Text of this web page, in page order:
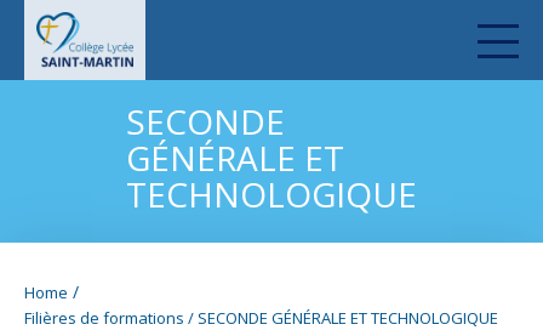
SECONDE
GÉNÉRALE ET
TECHNOLOGIQUE
Home /
Filières de formations / SECONDE GÉNÉRALE ET TECHNOLOGIQUE